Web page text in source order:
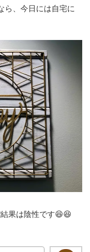
ら、今日には自宅に
果は陰性です😆😆